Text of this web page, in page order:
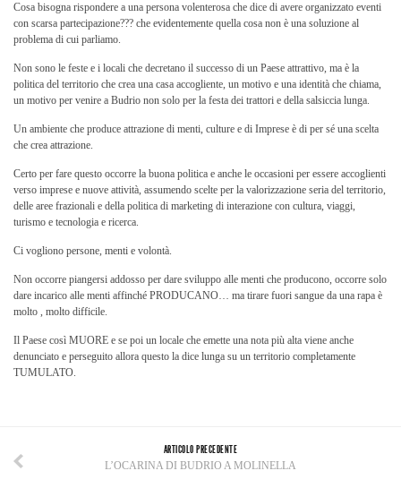
Cosa bisogna rispondere a una persona volenterosa che dice di avere organizzato eventi
con scarsa partecipazione??? che evidentemente quella cosa non è una soluzione al
problema di cui parliamo.
Non sono le feste e i locali che decretano il successo di un Paese attrattivo, ma è la
politica del territorio che crea una casa accogliente, un motivo e una identità che chiama,
un motivo per venire a Budrio non solo per la festa dei trattori e della salsiccia lunga.
Un ambiente che produce attrazione di menti, culture e di Imprese è di per sé una scelta
che crea attrazione.
Certo per fare questo occorre la buona politica e anche le occasioni per essere accoglienti
verso imprese e nuove attività, assumendo scelte per la valorizzazione seria del territorio,
delle aree frazionali e della politica di marketing di interazione con cultura, viaggi,
turismo e tecnologia e ricerca.
Ci vogliono persone, menti e volontà.
Non occorre piangersi addosso per dare sviluppo alle menti che producono, occorre solo
dare incarico alle menti affinché PRODUCANO… ma tirare fuori sangue da una rapa è
molto , molto difficile.
Il Paese così MUORE e se poi un locale che emette una nota più alta viene anche
denunciato e perseguito allora questo la dice lunga su un territorio completamente
TUMULATO.
ARTICOLO PRECEDENTE
L’OCARINA DI BUDRIO A MOLINELLA